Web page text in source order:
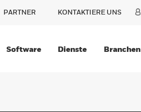
PARTNER KONTAKTIERE UNS
Software Dienste Branchen